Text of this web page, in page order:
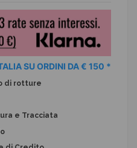
SU ORDINI DA € 150 *
di rotture
e Tracciata